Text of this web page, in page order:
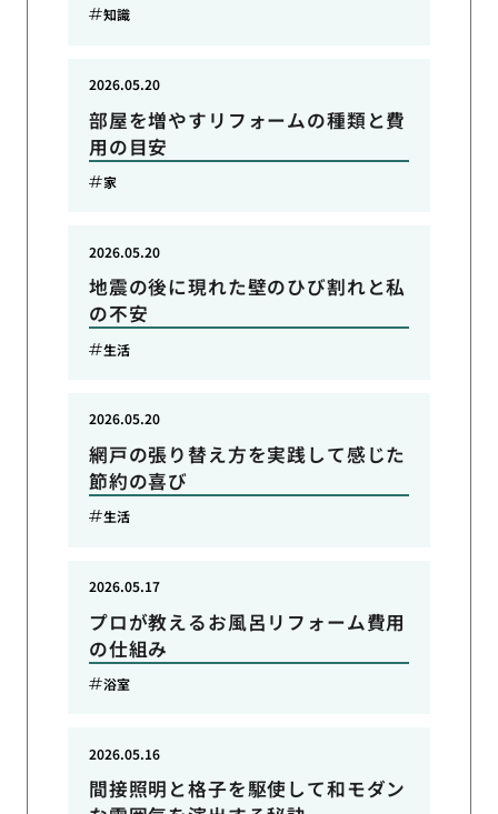
知識
部屋を増やすリフォームの種類と費
用の目安
2026.05.20
家
地震の後に現れた壁のひび割れと私
の不安
2026.05.20
生活
網戸の張り替え方を実践して感じた
節約の喜び
2026.05.20
生活
プロが教えるお風呂リフォーム費用
の仕組み
2026.05.17
浴室
間接照明と格子を駆使して和モダン
2026.05.16